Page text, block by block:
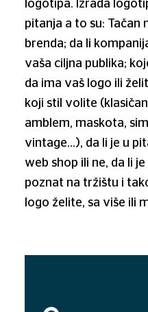
logotipa. Izrada
pitanja a to su: Tačan
brenda; da li
vaša ciljna publika;
da ima vaš logo ili
koji stil volite
amblem, maskota,
vintage…), da li je u
web shop ili ne, da li
poznat na tržištu i
logo želite, sa više ili